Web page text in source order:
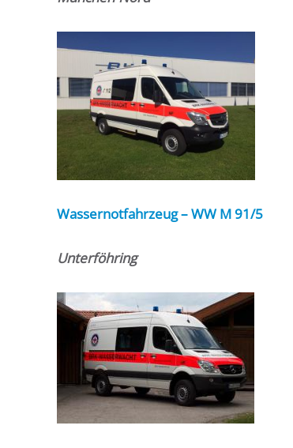
Wassernotfahrzeug – WW M 91/5
Unterföhring